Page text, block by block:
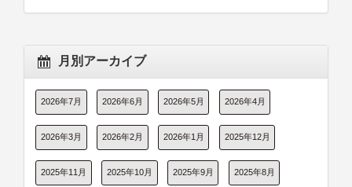
月別アーカイブ
2026年7月 2026年6月 2026年5月 2026年4月
2026年3月 2026年2月 2026年1月 2025年12月
2025年11月 2025年10月 2025年9月 2025年8月